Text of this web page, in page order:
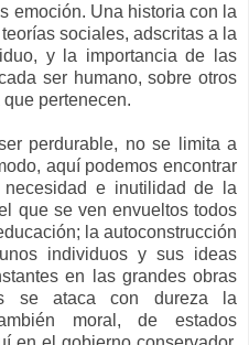
emoción. Una historia con la
sociales, adscritas a la
y la importancia de las
ser humano, sobre otros
pertenecen.
perdurable, no se limita a
aquí podemos encontrar
e inutilidad de la
que se ven envueltos todos
la autoconstrucción
individuos y sus ideas
en las grandes obras
se ataca con dureza la
moral, de estados